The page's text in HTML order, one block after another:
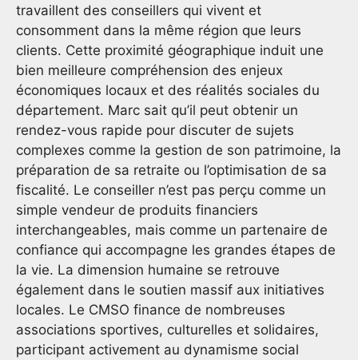
travaillent des conseillers qui vivent et
consomment dans la même région que leurs
clients. Cette proximité géographique induit une
bien meilleure compréhension des enjeux
économiques locaux et des réalités sociales du
département. Marc sait qu’il peut obtenir un
rendez-vous rapide pour discuter de sujets
complexes comme la gestion de son patrimoine, la
préparation de sa retraite ou l’optimisation de sa
fiscalité. Le conseiller n’est pas perçu comme un
simple vendeur de produits financiers
interchangeables, mais comme un partenaire de
confiance qui accompagne les grandes étapes de
la vie. La dimension humaine se retrouve
également dans le soutien massif aux initiatives
locales. Le CMSO finance de nombreuses
associations sportives, culturelles et solidaires,
participant activement au dynamisme social